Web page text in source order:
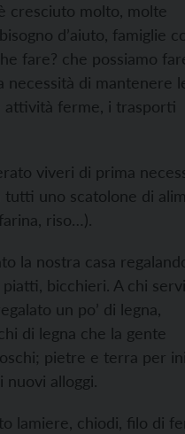
cresciuto molto, molte
d’aiuto, famiglie
fare? che possiamo
necessità di mantenere
attività ferme, i trasporti
viveri di prima
tutti uno scatolone di
riso…).
la nostra casa
bicchieri. A chi
un po’ di legna,
di legna che la gente
pietre e terra per
nuovi alloggi.
lamiere, chiodi, filo di